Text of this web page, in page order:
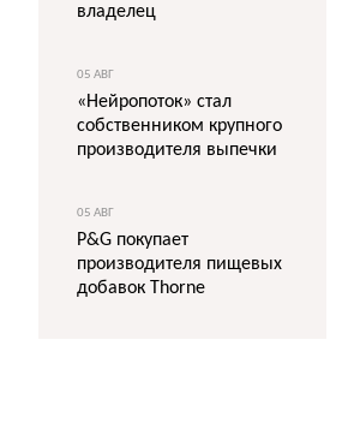
владелец
05 АВГ
«Нейропоток» стал
собственником крупного
производителя выпечки
05 АВГ
P&G покупает
производителя пищевых
добавок Thorne